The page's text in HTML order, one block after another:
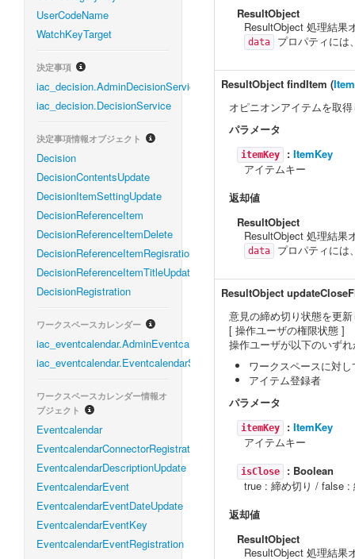
UserCodeName
WatchKeyTarget
決定事項
iac_decision.AdminDecisionService
iac_decision.DecisionService
決定事項情報オブジェクト
Decision
DecisionContentsUpdate
DecisionItemSettingUpdate
DecisionReferenceItem
DecisionReferenceItemDelete
DecisionReferenceItemRegisration
DecisionReferenceItemTitleUpdate
DecisionRegistration
ワークスペースカレンダー
iac_eventcalendar.AdminEventcalendarService
iac_eventcalendar.EventcalendarService
ワークスペースカレンダー情報オ
ブジェクト
Eventcalendar
EventcalendarConnectorRegistration
EventcalendarDescriptionUpdate
EventcalendarEvent
EventcalendarEventDateUpdate
EventcalendarEventKey
EventcalendarEventRegistration
ResultObject
ResultObject 処理結果
data プロパティには
ResultObject findItem (
オピニオンアイテムを取
パラメータ
itemKey : ItemKey
アイテムキー
返却値
ResultObject
ResultObject 処理結果
data プロパティには
ResultObject
意見の締め切り状態を更
[ 操作ユーザの権限状態 ]
操作ユーザが以下のいず
ワークスペースに対
アイテム登録者
パラメータ
itemKey : ItemKey
アイテムキー
isClose : Boolean
true : 締め切り / false :
返却値
ResultObject
ResultObject 処理結果